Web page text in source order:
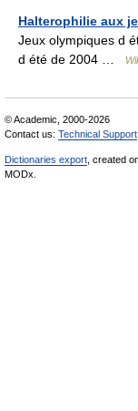
Halterophilie aux
Jeux olympiques d
d été de 2004 …
© Academic, 2000-2026
Contact us: Technical Support
Dictionaries export , created
MODx.